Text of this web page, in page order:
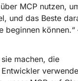
MCP nutzen,
und das Beste
können.“
machen, die